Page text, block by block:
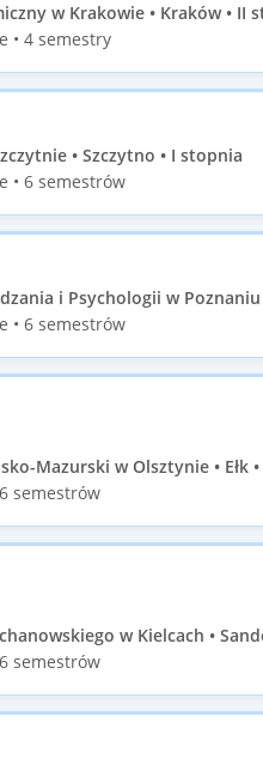
w Krakowie • Kraków • II
• 4 semestry
• Szczytno • I stopnia
• 6 semestrów
i Psychologii w
• 6 semestrów
Mazurski w Olsztynie • Ełk
semestrów
w Kielcach •
semestrów